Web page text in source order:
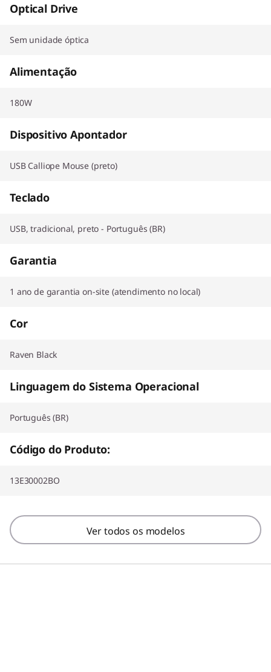
Optical Drive
Sem unidade óptica
Alimentação
180W
Dispositivo Apontador
USB Calliope Mouse (preto)
Teclado
USB, tradicional, preto - Português (BR)
Garantia
1 ano de garantia on-site (atendimento no local)
Cor
Raven Black
Linguagem do Sistema Operacional
Português (BR)
Código do Produto:
13E30002BO
Ver todos os modelos